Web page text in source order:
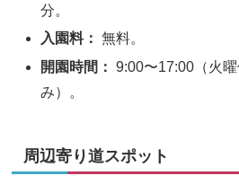
分。
入園料： 無料。
開園時間： 9:00〜17:00（火
み）。
周辺寄り道スポット